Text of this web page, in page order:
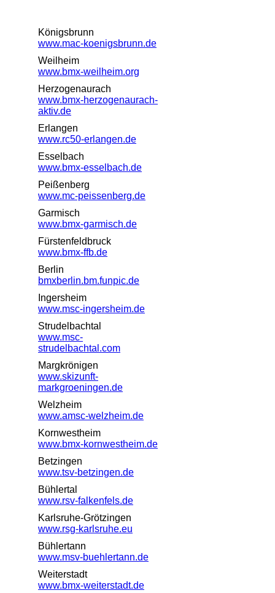
Königsbrunn
www.mac-koenigsbrunn.de
Weilheim
www.bmx-weilheim.org
Herzogenaurach
www.bmx-herzogenaurach-
aktiv.de
Erlangen
www.rc50-erlangen.de
Esselbach
www.bmx-esselbach.de
Peißenberg
www.mc-peissenberg.de
Garmisch
www.bmx-garmisch.de
Fürstenfeldbruck
www.bmx-ffb.de
Berlin
bmxberlin.bm.funpic.de
Ingersheim
www.msc-ingersheim.de
Strudelbachtal
www.msc-
strudelbachtal.com
Margkrönigen
www.skizunft-
markgroeningen.de
Welzheim
www.amsc-welzheim.de
Kornwestheim
www.bmx-kornwestheim.de
Betzingen
www.tsv-betzingen.de
Bühlertal
www.rsv-falkenfels.de
Karlsruhe-Grötzingen
www.rsg-karlsruhe.eu
Bühlertann
www.msv-buehlertann.de
Weiterstadt
www.bmx-weiterstadt.de